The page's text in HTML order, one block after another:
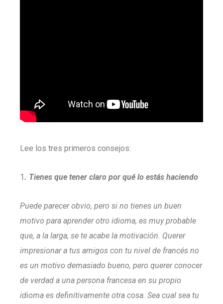
Lee los tres primeros consejos:
1. Tienes que tener claro por qué lo estás haciendo
Puede parecer obvio, pero si no tienes un buen
motivo para aprender otro idioma, es muy probable
que, a la larga, se te acabe la motivación. Querer
impresionar a tus amigos con tu nivel de francés no
es un motivo demasiado bueno, pero querer conocer
de verdad a una persona francesa en su propio
idioma es definitivamente otra cosa. Sea cual sea tu